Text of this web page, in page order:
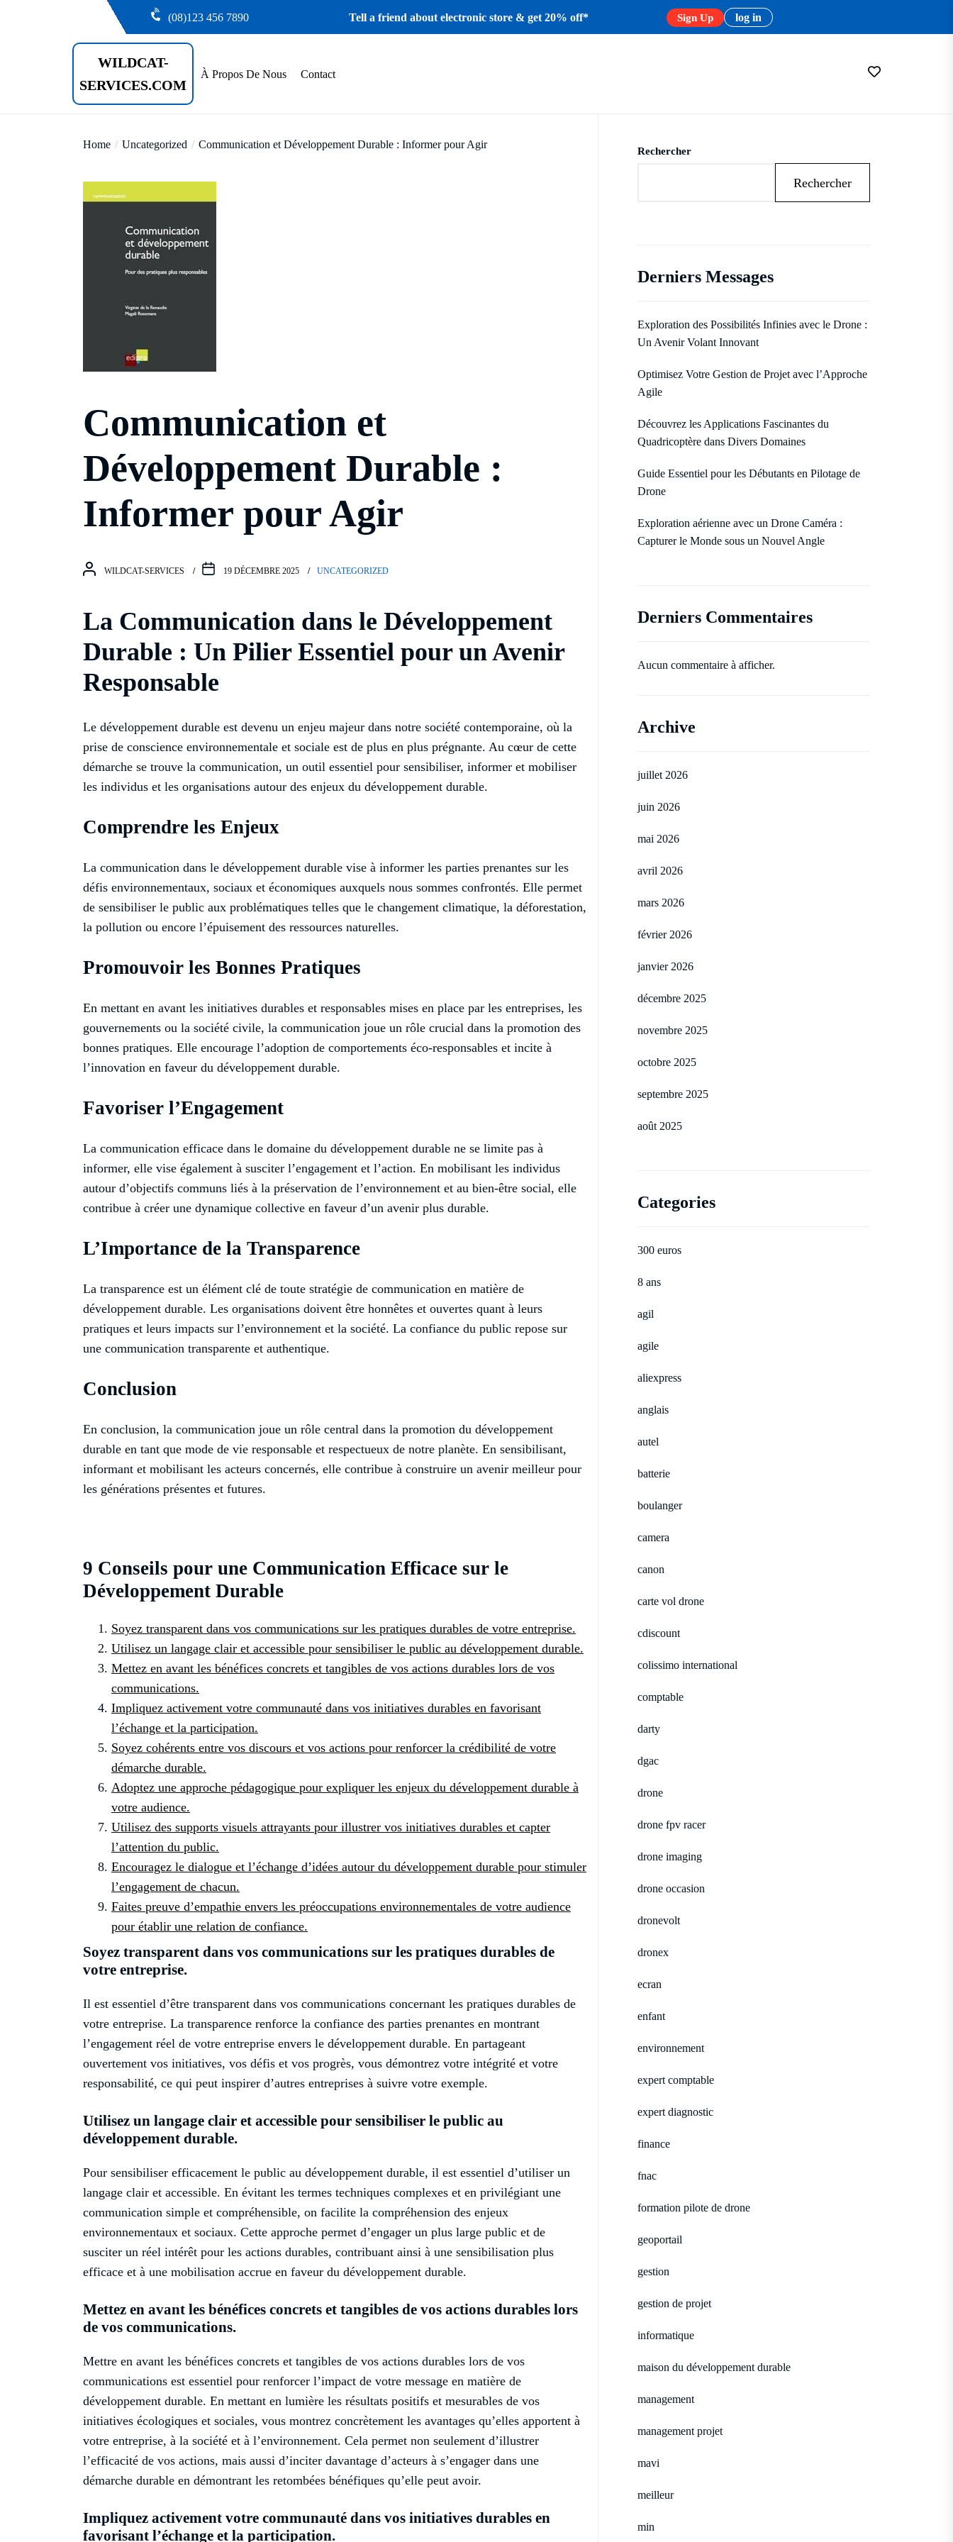
(08)123 456 7890 Tell a friend about electronic store & get 20% off* Sign Up log in
WILDCAT-
SERVICES.COM
À Propos De Nous Contact
Home Uncategorized Communication et Développement Durable : Informer pour Agir
Communication et
Développement Durable :
Informer pour Agir
WILDCAT-SERVICES 19 DÉCEMBRE 2025 UNCATEGORIZED
La Communication dans le Développement
Durable : Un Pilier Essentiel pour un Avenir
Responsable
Le développement durable est devenu un enjeu majeur dans notre société contemporaine, où la
prise de conscience environnementale et sociale est de plus en plus prégnante. Au cœur de cette
démarche se trouve la communication, un outil essentiel pour sensibiliser, informer et mobiliser
les individus et les organisations autour des enjeux du développement durable.
Comprendre les Enjeux
La communication dans le développement durable vise à informer les parties prenantes sur les
défis environnementaux, sociaux et économiques auxquels nous sommes confrontés. Elle permet
de sensibiliser le public aux problématiques telles que le changement climatique, la déforestation,
la pollution ou encore l’épuisement des ressources naturelles.
Promouvoir les Bonnes Pratiques
En mettant en avant les initiatives durables et responsables mises en place par les entreprises, les
gouvernements ou la société civile, la communication joue un rôle crucial dans la promotion des
bonnes pratiques. Elle encourage l’adoption de comportements éco-responsables et incite à
l’innovation en faveur du développement durable.
Favoriser l’Engagement
La communication efficace dans le domaine du développement durable ne se limite pas à
informer, elle vise également à susciter l’engagement et l’action. En mobilisant les individus
autour d’objectifs communs liés à la préservation de l’environnement et au bien-être social, elle
contribue à créer une dynamique collective en faveur d’un avenir plus durable.
L’Importance de la Transparence
La transparence est un élément clé de toute stratégie de communication en matière de
développement durable. Les organisations doivent être honnêtes et ouvertes quant à leurs
pratiques et leurs impacts sur l’environnement et la société. La confiance du public repose sur
une communication transparente et authentique.
Conclusion
En conclusion, la communication joue un rôle central dans la promotion du développement
durable en tant que mode de vie responsable et respectueux de notre planète. En sensibilisant,
informant et mobilisant les acteurs concernés, elle contribue à construire un avenir meilleur pour
les générations présentes et futures.
9 Conseils pour une Communication Efficace sur le
Développement Durable
Soyez transparent dans vos communications sur les pratiques durables de votre entreprise.
Utilisez un langage clair et accessible pour sensibiliser le public au développement durable.
Mettez en avant les bénéfices concrets et tangibles de vos actions durables lors de vos
communications.
Impliquez activement votre communauté dans vos initiatives durables en favorisant
l’échange et la participation.
Soyez cohérents entre vos discours et vos actions pour renforcer la crédibilité de votre
démarche durable.
Adoptez une approche pédagogique pour expliquer les enjeux du développement durable à
votre audience.
Utilisez des supports visuels attrayants pour illustrer vos initiatives durables et capter
l’attention du public.
Encouragez le dialogue et l’échange d’idées autour du développement durable pour stimuler
l’engagement de chacun.
Faites preuve d’empathie envers les préoccupations environnementales de votre audience
pour établir une relation de confiance.
Soyez transparent dans vos communications sur les pratiques durables de
votre entreprise.
Il est essentiel d’être transparent dans vos communications concernant les pratiques durables de
votre entreprise. La transparence renforce la confiance des parties prenantes en montrant
l’engagement réel de votre entreprise envers le développement durable. En partageant
ouvertement vos initiatives, vos défis et vos progrès, vous démontrez votre intégrité et votre
responsabilité, ce qui peut inspirer d’autres entreprises à suivre votre exemple.
Utilisez un langage clair et accessible pour sensibiliser le public au
développement durable.
Pour sensibiliser efficacement le public au développement durable, il est essentiel d’utiliser un
langage clair et accessible. En évitant les termes techniques complexes et en privilégiant une
communication simple et compréhensible, on facilite la compréhension des enjeux
environnementaux et sociaux. Cette approche permet d’engager un plus large public et de
susciter un réel intérêt pour les actions durables, contribuant ainsi à une sensibilisation plus
efficace et à une mobilisation accrue en faveur du développement durable.
Mettez en avant les bénéfices concrets et tangibles de vos actions durables lors
de vos communications.
Mettre en avant les bénéfices concrets et tangibles de vos actions durables lors de vos
communications est essentiel pour renforcer l’impact de votre message en matière de
développement durable. En mettant en lumière les résultats positifs et mesurables de vos
initiatives écologiques et sociales, vous montrez concrètement les avantages qu’elles apportent à
votre entreprise, à la société et à l’environnement. Cela permet non seulement d’illustrer
l’efficacité de vos actions, mais aussi d’inciter davantage d’acteurs à s’engager dans une
démarche durable en démontrant les retombées bénéfiques qu’elle peut avoir.
Impliquez activement votre communauté dans vos initiatives durables en
favorisant l’échange et la participation.
Rechercher
Rechercher
Derniers Messages
Exploration des Possibilités Infinies avec le Drone :
Un Avenir Volant Innovant
Optimisez Votre Gestion de Projet avec l’Approche
Agile
Découvrez les Applications Fascinantes du
Quadricoptère dans Divers Domaines
Guide Essentiel pour les Débutants en Pilotage de
Drone
Exploration aérienne avec un Drone Caméra :
Capturer le Monde sous un Nouvel Angle
Derniers Commentaires
Aucun commentaire à afficher.
Archive
juillet 2026
juin 2026
mai 2026
avril 2026
mars 2026
février 2026
janvier 2026
décembre 2025
novembre 2025
octobre 2025
septembre 2025
août 2025
Categories
300 euros
8 ans
agil
agile
aliexpress
anglais
autel
batterie
boulanger
camera
canon
carte vol drone
cdiscount
colissimo international
comptable
darty
dgac
drone
drone fpv racer
drone imaging
drone occasion
dronevolt
dronex
ecran
enfant
environnement
expert comptable
expert diagnostic
finance
fnac
formation pilote de drone
geoportail
gestion
gestion de projet
informatique
maison du développement durable
management
management projet
mavi
meilleur
min